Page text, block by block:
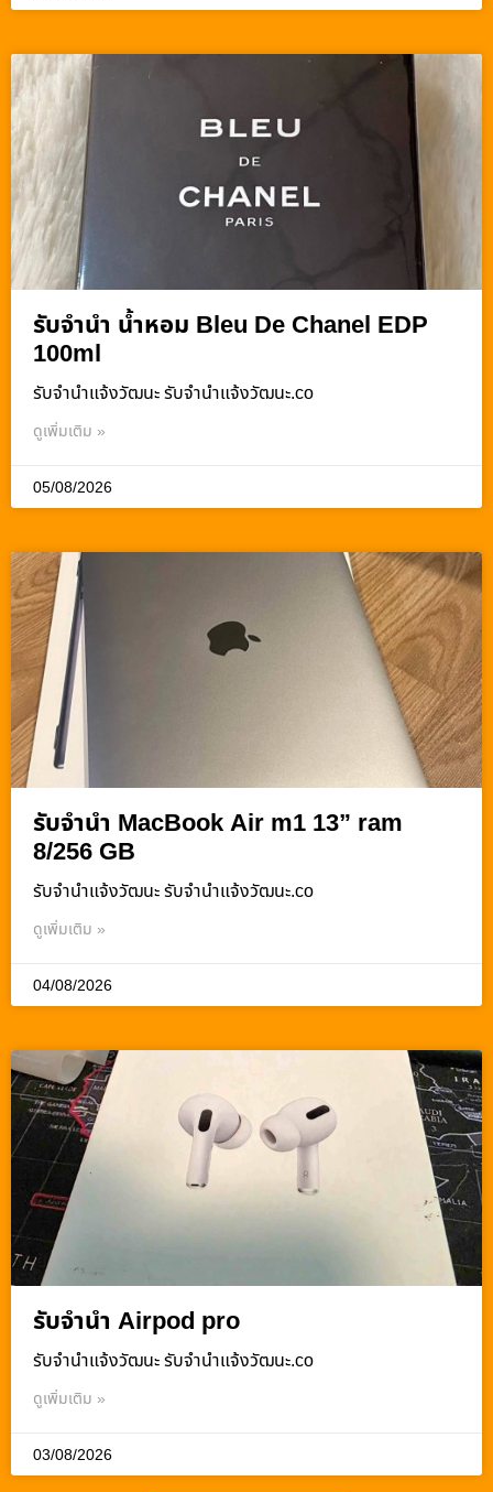
รับจำนำ น้ำหอม Bleu De Chanel EDP
100ml
รับจํานําแจ้งวัฒนะ รับจํานําแจ้งวัฒนะ.co
ดูเพิ่มเติม »
05/08/2026
รับจำนำ MacBook Air m1 13” ram
8/256 GB
รับจํานําแจ้งวัฒนะ รับจํานําแจ้งวัฒนะ.co
ดูเพิ่มเติม »
04/08/2026
รับจำนำ Airpod pro
รับจํานําแจ้งวัฒนะ รับจํานําแจ้งวัฒนะ.co
ดูเพิ่มเติม »
03/08/2026